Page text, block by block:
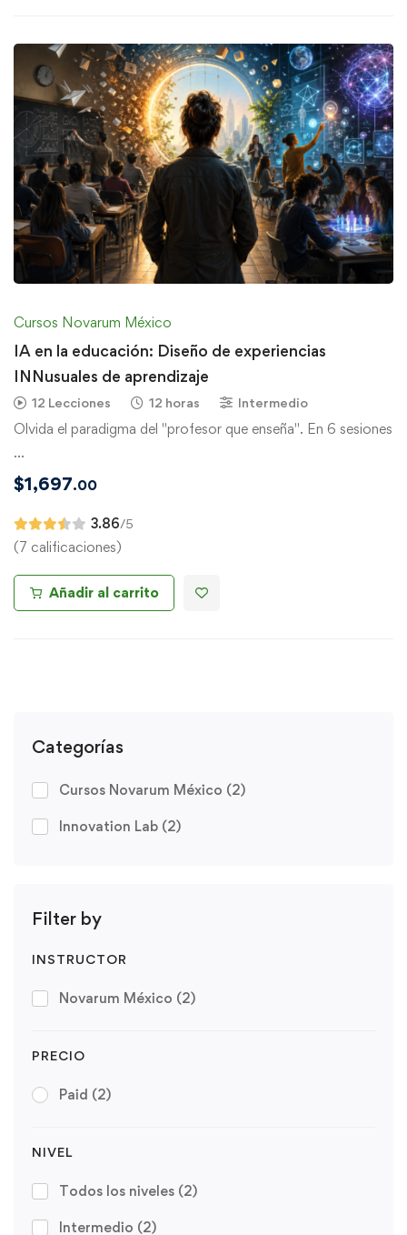
Categorías
Cursos Novarum México (2)
Innovation Lab (2)
Filter by
INSTRUCTOR
Novarum México (2)
PRECIO
Paid (2)
NIVEL
Todos los niveles (2)
Intermedio (2)
Cursos Novarum México
IA en la educación: Diseño de experiencias
INNusuales de aprendizaje
12 Lecciones 12 horas Intermedio
Olvida el paradigma del "profesor que enseña". En 6 sesiones
…
$1,697.00
3.86/5
(7 calificaciones)
Añadir al carrito